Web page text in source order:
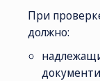
При
должно: